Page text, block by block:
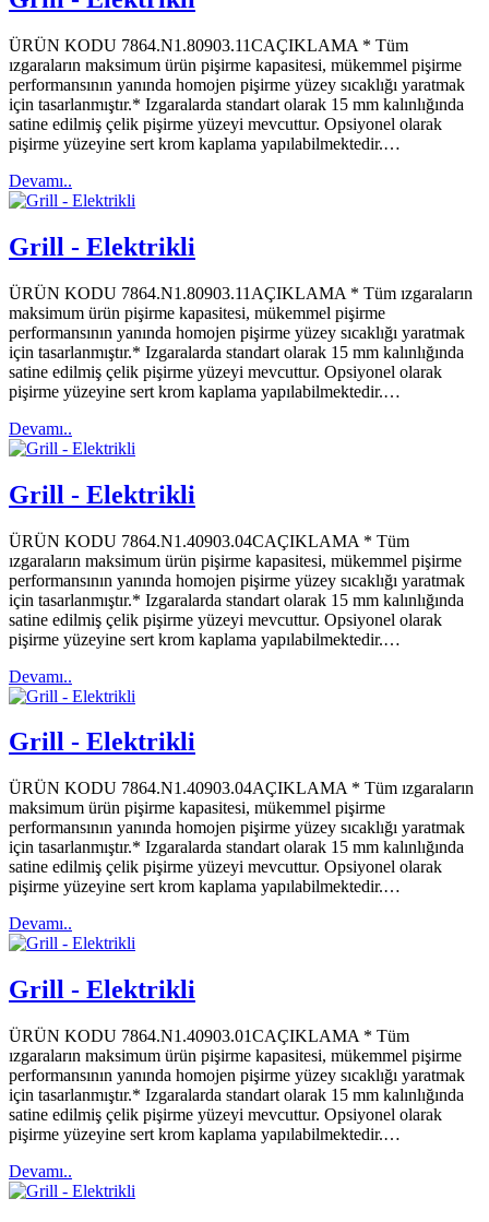
ÜRÜN KODU 7864.N1.80903.11CAÇIKLAMA * Tüm
ızgaraların maksimum ürün pişirme kapasitesi, mükemmel pişirme
performansının yanında homojen pişirme yüzey sıcaklığı yaratmak
için tasarlanmıştır.* Izgaralarda standart olarak 15 mm kalınlığında
satine edilmiş çelik pişirme yüzeyi mevcuttur. Opsiyonel olarak
pişirme yüzeyine sert krom kaplama yapılabilmektedir.…
Devamı..
Grill - Elektrikli
ÜRÜN KODU 7864.N1.80903.11AÇIKLAMA * Tüm ızgaraların
maksimum ürün pişirme kapasitesi, mükemmel pişirme
performansının yanında homojen pişirme yüzey sıcaklığı yaratmak
için tasarlanmıştır.* Izgaralarda standart olarak 15 mm kalınlığında
satine edilmiş çelik pişirme yüzeyi mevcuttur. Opsiyonel olarak
pişirme yüzeyine sert krom kaplama yapılabilmektedir.…
Devamı..
Grill - Elektrikli
ÜRÜN KODU 7864.N1.40903.04CAÇIKLAMA * Tüm
ızgaraların maksimum ürün pişirme kapasitesi, mükemmel pişirme
performansının yanında homojen pişirme yüzey sıcaklığı yaratmak
için tasarlanmıştır.* Izgaralarda standart olarak 15 mm kalınlığında
satine edilmiş çelik pişirme yüzeyi mevcuttur. Opsiyonel olarak
pişirme yüzeyine sert krom kaplama yapılabilmektedir.…
Devamı..
Grill - Elektrikli
ÜRÜN KODU 7864.N1.40903.04AÇIKLAMA * Tüm ızgaraların
maksimum ürün pişirme kapasitesi, mükemmel pişirme
performansının yanında homojen pişirme yüzey sıcaklığı yaratmak
için tasarlanmıştır.* Izgaralarda standart olarak 15 mm kalınlığında
satine edilmiş çelik pişirme yüzeyi mevcuttur. Opsiyonel olarak
pişirme yüzeyine sert krom kaplama yapılabilmektedir.…
Devamı..
Grill - Elektrikli
ÜRÜN KODU 7864.N1.40903.01CAÇIKLAMA * Tüm
ızgaraların maksimum ürün pişirme kapasitesi, mükemmel pişirme
performansının yanında homojen pişirme yüzey sıcaklığı yaratmak
için tasarlanmıştır.* Izgaralarda standart olarak 15 mm kalınlığında
satine edilmiş çelik pişirme yüzeyi mevcuttur. Opsiyonel olarak
pişirme yüzeyine sert krom kaplama yapılabilmektedir.…
Devamı..